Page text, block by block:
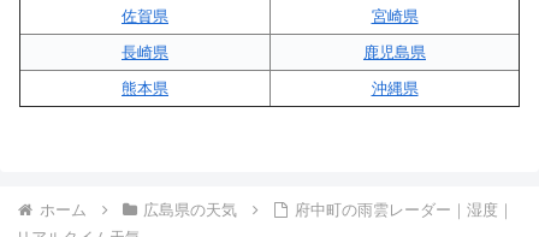
佐賀県
宮崎県
長崎県
鹿児島県
熊本県
沖縄県
ホーム 広島県の天気
府中町の雨雲レーダー｜湿度｜